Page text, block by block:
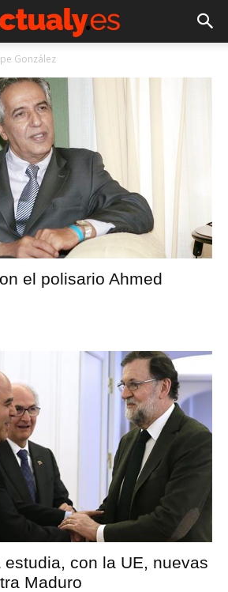
González
el polisario Ahmed
estudia, con la UE, nuevas
Maduro